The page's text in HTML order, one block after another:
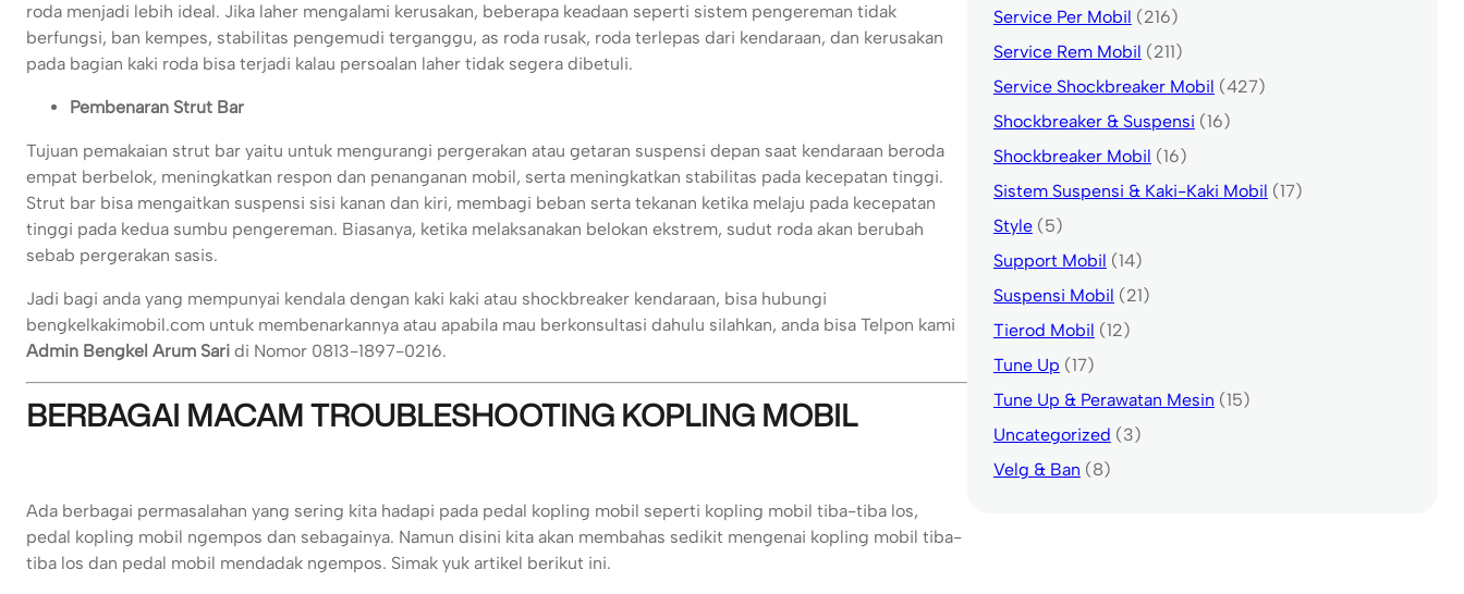
roda menjadi lebih ideal. Jika laher mengalami kerusakan, beberapa keadaan seperti sistem pengereman tidak
berfungsi, ban kempes, stabilitas pengemudi terganggu, as roda rusak, roda terlepas dari kendaraan, dan kerusakan
pada bagian kaki roda bisa terjadi kalau persoalan laher tidak segera dibetuli.
Pembenaran Strut Bar
Tujuan pemakaian strut bar yaitu untuk mengurangi pergerakan atau getaran suspensi depan saat kendaraan beroda
empat berbelok, meningkatkan respon dan penanganan mobil, serta meningkatkan stabilitas pada kecepatan tinggi.
Strut bar bisa mengaitkan suspensi sisi kanan dan kiri, membagi beban serta tekanan ketika melaju pada kecepatan
tinggi pada kedua sumbu pengereman. Biasanya, ketika melaksanakan belokan ekstrem, sudut roda akan berubah
sebab pergerakan sasis.
Jadi bagi anda yang mempunyai kendala dengan kaki kaki atau shockbreaker kendaraan, bisa hubungi
bengkelkakimobil.com untuk membenarkannya atau apabila mau berkonsultasi dahulu silahkan, anda bisa Telpon kami
Admin Bengkel Arum Sari di Nomor 0813-1897-0216.
BERBAGAI MACAM TROUBLESHOOTING KOPLING MOBIL
Ada berbagai permasalahan yang sering kita hadapi pada pedal kopling mobil seperti kopling mobil tiba-tiba los,
pedal kopling mobil ngempos dan sebagainya. Namun disini kita akan membahas sedikit mengenai kopling mobil tiba-
tiba los dan pedal mobil mendadak ngempos. Simak yuk artikel berikut ini.
Service Per Mobil (216)
Service Rem Mobil (211)
Service Shockbreaker Mobil (427)
Shockbreaker & Suspensi (16)
Shockbreaker Mobil (16)
Sistem Suspensi & Kaki-Kaki Mobil (17)
Style(5)
Support Mobil (14)
Suspensi Mobil (21)
Tierod Mobil (12)
Tune Up (17)
Tune Up & Perawatan Mesin (15)
Uncategorized (3)
Velg & Ban (8)